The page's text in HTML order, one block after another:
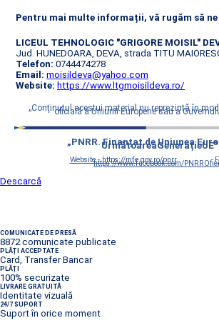
Pentru mai multe informații, vă rugăm să
LICEUL TEHNOLOGIC "GRIGORE MOISIL"
Jud. HUNEDOARA, DEVA, strada TITU
Telefon: 0744474278
Email: moisildeva@yahoo.com
Website: https://www.ltgmoisildeva.ro/
„Conţinutul acestui material nu reprezintă în
oficială a Uniunii Europene sau a
„PNRR. Finanțat de Uniunea
UrmătoareaGenerațieUE”
Website - https://mfe.gov.ro/pnrr
https://www.facebook.com/
Descarcă
COMUNICATE DE PRESĂ
8872 comunicate publicate
PLĂȚI ACCEPTATE
Card, Transfer Bancar
PLĂȚI
100% securizate
LIVRARE GRATUITĂ
Identitate vizuală
24/7 SUPORT
Suport în orice moment